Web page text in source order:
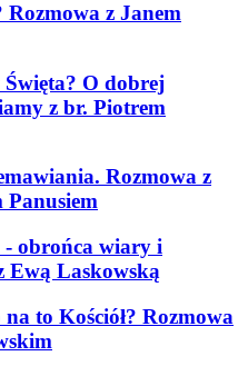
Rozmowa z Janem
Święta? O dobrej
z br. Piotrem
Rozmowa z
Panusiem
obrońca wiary i
Ewą Laskowską
to Kościół? Rozmowa